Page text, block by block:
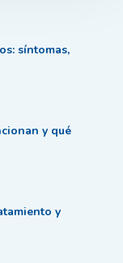
síntomas,
y qué
y